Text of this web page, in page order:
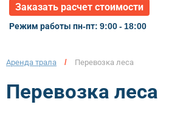
Заказать расчет стоимости
Режим работы пн-пт: 9:00 - 18:00
Аренда трала / Перевозка леса
Перевозка леса